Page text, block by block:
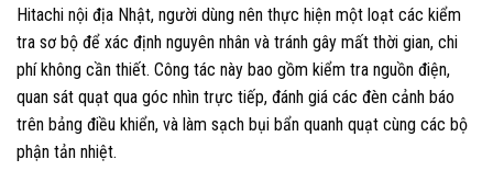
Hitachi nội địa Nhật, người dùng nên thực hiện một loạt các kiểm
tra sơ bộ để xác định nguyên nhân và tránh gây mất thời gian, chi
phí không cần thiết. Công tác này bao gồm kiểm tra nguồn điện,
quan sát quạt qua góc nhìn trực tiếp, đánh giá các đèn cảnh báo
trên bảng điều khiển, và làm sạch bụi bẩn quanh quạt cùng các bộ
phận tản nhiệt.